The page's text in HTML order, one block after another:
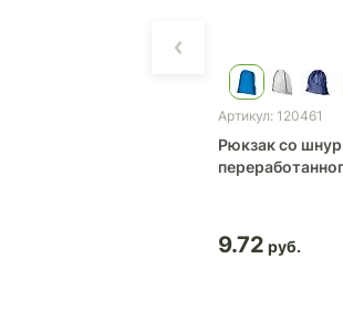
Артикул: 120461
Рюкзак со
9.72